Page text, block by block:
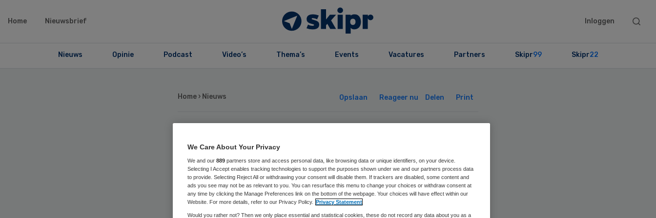
Home Nieuwsbrief Inloggen
Search
Nieuws Opinie Podcast Video’s Thema’s Events Vacatures Partners Skipr99 Skipr22
Home › Nieuws Opslaan Reageer nu Delen Print
FNV: grote risico’s bij
winstuitkering
ziekenhuis
We Care About Your Privacy
We and our 889 partners store and access personal data, like browsing data or unique identifiers, on your device.
Selecting I Accept enables tracking technologies to support the purposes shown under we and our partners process data
to provide. Selecting Reject All or withdrawing your consent will disable them. If trackers are disabled, some content and
ads you see may not be as relevant to you. You can resurface this menu to change your choices or withdraw consent at
any time by clicking the Manage Preferences link on the bottom of the webpage. Your choices will have effect within our
Website. For more details, refer to our Privacy Policy. Privacy Statement
Would you rather not? Then we only place essential and statistical cookies, these do not record any data about you as a